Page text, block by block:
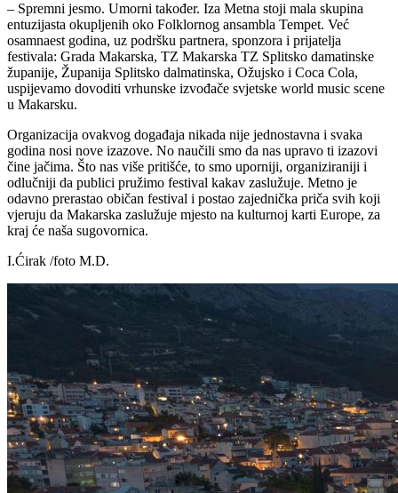
– Spremni jesmo. Umorni također. Iza Metna stoji mala skupina
entuzijasta okupljenih oko Folklornog ansambla Tempet. Već
osamnaest godina, uz podršku partnera, sponzora i prijatelja
festivala: Grada Makarska, TZ Makarska TZ Splitsko damatinske
županije, Županija Splitsko dalmatinska, Ožujsko i Coca Cola,
uspijevamo dovoditi vrhunske izvođače svjetske world music scene
u Makarsku.
Organizacija ovakvog događaja nikada nije jednostavna i svaka
godina nosi nove izazove. No naučili smo da nas upravo ti izazovi
čine jačima. Što nas više pritišće, to smo uporniji, organiziraniji i
odlučniji da publici pružimo festival kakav zaslužuje. Metno je
odavno prerastao običan festival i postao zajednička priča svih koji
vjeruju da Makarska zaslužuje mjesto na kulturnoj karti Europe, za
kraj će naša sugovornica.
I.Ćirak /foto M.D.